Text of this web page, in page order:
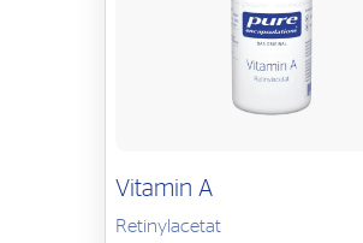
Vitamin A
Retinylacetat